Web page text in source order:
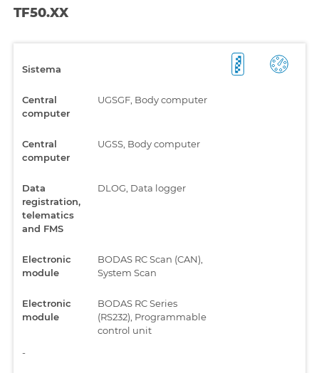
TF50.XX
Sistema
Central
computer
UGSGF, Body computer
Central
computer
UGSS, Body computer
Data
registration,
telematics
and FMS
DLOG, Data logger
Electronic
module
BODAS RC Scan (CAN),
System Scan
Electronic
module
BODAS RC Series
(RS232), Programmable
control unit
-